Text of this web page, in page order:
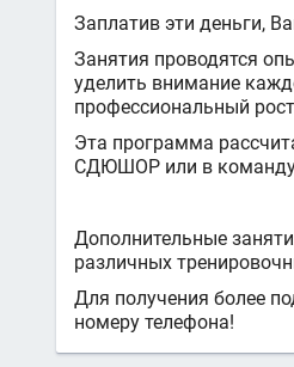
Заплатив эти деньги,
Занятия проводятся
уделить внимание
профессиональный
Эта программа
СДЮШОР или в
Дополнительные
различных
Для получения более
номеру телефона!